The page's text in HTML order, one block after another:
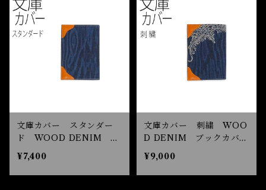
文庫カバー スタンダー
ド WOOD DENIM ブ
ックカバー デニム
¥7,400
文庫カバー 刺繍 WOO
D DENIM ブックカバ
¥9,000